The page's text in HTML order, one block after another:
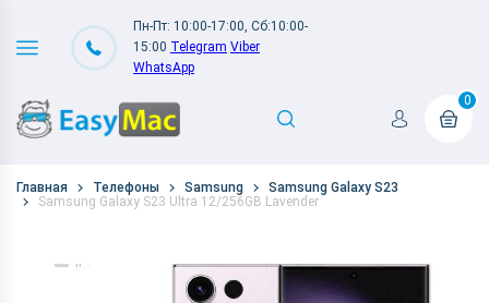
Пн-Пт: 10:00-17:00, Сб:10:00-
15:00 Telegram Viber
WhatsApp
0
Главная Телефоны Samsung
Samsung Galaxy S23
Samsung Galaxy S23 Ultra 12/256GB Lavender